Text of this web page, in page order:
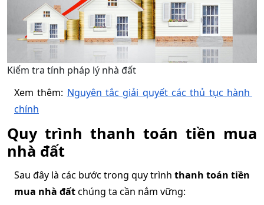
Kiểm tra tính pháp lý nhà đất
Xem thêm: Nguyên tắc giải quyết các thủ tục hành
chính
Quy trình thanh toán tiền mua
nhà đất
Sau đây là các bước trong quy trình thanh toán tiền
mua nhà đất chúng ta cần nắm vững: